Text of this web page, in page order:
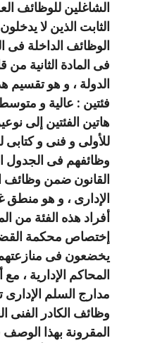
الشاغلين للوظائف
الثابت الذين لا
الوظائف الداخلة فى
فى المادة الثانية
الدولة ، و هو تقسيم
فئتين : عالية و
هاتين الفئتين إلى
للأولى و فنى و كتابى
وظائفهم فى الجدول
القانون ضمن وظائف
الإدارى ، و هو
أفراد هذه الفئة من
إختصاص محكمة
يخضعون فى منازعتهم
المحاكم الإدارية ،
مدارج السلم
وظائف الكادر الفنى
المقرونة بهذا